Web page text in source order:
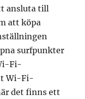
ansluta till
att köpa
surfpunkter
Fi-
Wi-Fi-
det finns ett